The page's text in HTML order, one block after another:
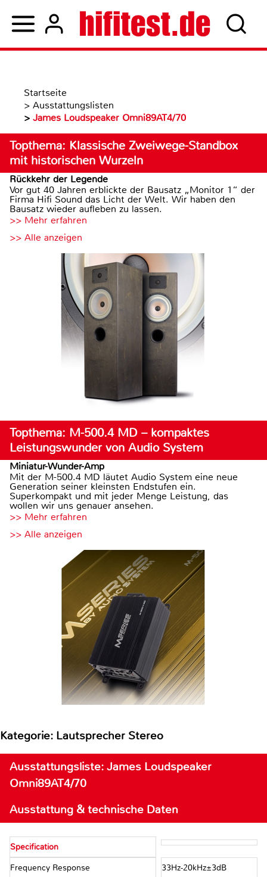
Startseite
> Ausstattungslisten
> James Loudspeaker Omni89AT4/70
Topthema: Klassische Zweiwege-Standbox
mit historischen Wurzeln
Rückkehr der Legende
Vor gut 40 Jahren erblickte der Bausatz „Monitor 1“ der
Firma Hifi Sound das Licht der Welt. Wir haben den
Bausatz wieder aufleben zu lassen.
>> Mehr erfahren
>> Alle anzeigen
Topthema: M-500.4 MD – kompaktes
Leistungswunder von Audio System
Miniatur-Wunder-Amp
Mit der M-500.4 MD läutet Audio System eine neue
Generation seiner kleinsten Endstufen ein.
Superkompakt und mit jeder Menge Leistung, das
wollen wir uns genauer ansehen.
>> Mehr erfahren
>> Alle anzeigen
Kategorie: Lautsprecher Stereo
Ausstattungsliste: James Loudspeaker
Omni89AT4/70
Ausstattung & technische Daten
Specification
Frequency Response 33Hz-20kHz±3dB